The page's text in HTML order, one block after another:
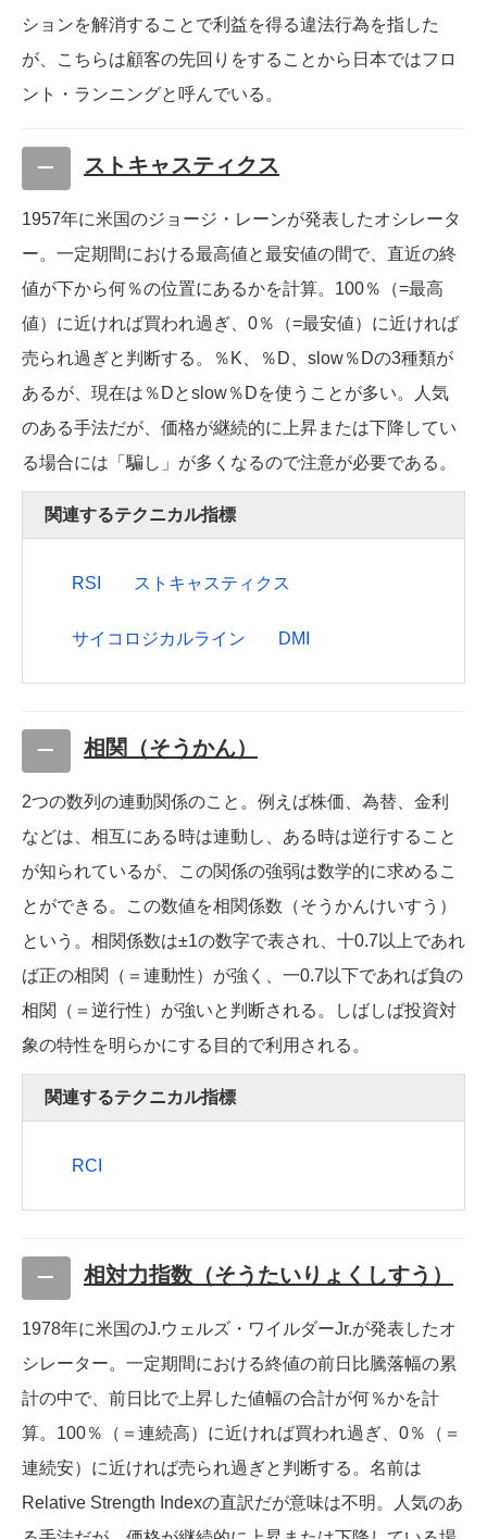
ションを解消することで利益を得る違法行為を指した
が、こちらは顧客の先回りをすることから日本ではフロ
ント・ランニングと呼んでいる。
ストキャスティクス
1957年に米国のジョージ・レーンが発表したオシレータ
ー。一定期間における最高値と最安値の間で、直近の終
値が下から何％の位置にあるかを計算。100％（=最高
値）に近ければ買われ過ぎ、0％（=最安値）に近ければ
売られ過ぎと判断する。％K、％D、slow％Dの3種類が
あるが、現在は％Dとslow％Dを使うことが多い。人気
のある手法だが、価格が継続的に上昇または下降してい
る場合には「騙し」が多くなるので注意が必要である。
関連するテクニカル指標
RSI ストキャスティクス
サイコロジカルライン DMI
相関（そうかん）
2つの数列の連動関係のこと。例えば株価、為替、金利
などは、相互にある時は連動し、ある時は逆行すること
が知られているが、この関係の強弱は数学的に求めるこ
とができる。この数値を相関係数（そうかんけいすう）
という。相関係数は±1の数字で表され、十0.7以上であれ
ば正の相関（＝連動性）が強く、一0.7以下であれば負の
相関（＝逆行性）が強いと判断される。しばしば投資対
象の特性を明らかにする目的で利用される。
関連するテクニカル指標
RCI
相対力指数（そうたいりょくしすう）
1978年に米国のJ.ウェルズ・ワイルダーJr.が発表したオ
シレーター。一定期間における終値の前日比騰落幅の累
計の中で、前日比で上昇した値幅の合計が何％かを計
算。100％（＝連続高）に近ければ買われ過ぎ、0％（＝
連続安）に近ければ売られ過ぎと判断する。名前は
Relative Strength Indexの直訳だが意味は不明。人気のあ